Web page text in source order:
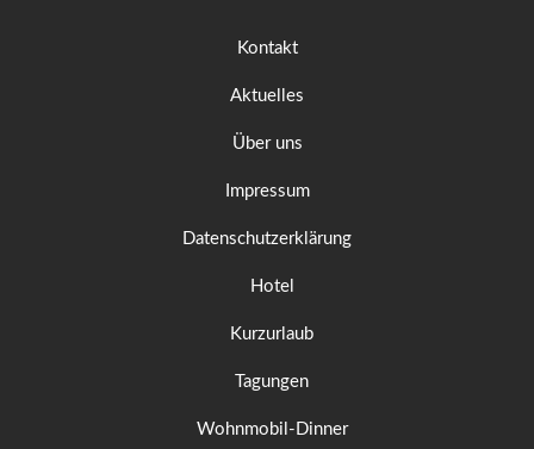
Kontakt
Aktuelles
Über uns
Impressum
Datenschutzerklärung
Hotel
Kurzurlaub
Tagungen
Wohnmobil-Dinner